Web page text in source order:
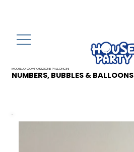
MODELLO COMPOSIZIONE PALLONCINI
NUMBERS, BUBBLES & BALLOONS